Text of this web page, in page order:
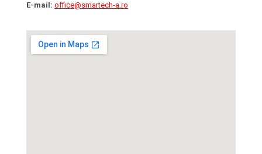
E-mail: office@smartech-a.ro